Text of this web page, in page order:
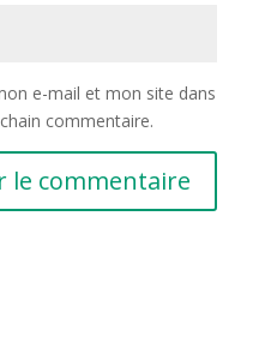
e-mail et mon site dans
commentaire.